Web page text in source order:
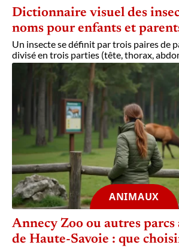
Dictionnaire visuel des
noms pour enfants et
Un insecte se définit par trois paires de
divisé en trois parties (tête, thorax,
ANIMAUX
Annecy Zoo ou autres
de Haute-Savoie : que